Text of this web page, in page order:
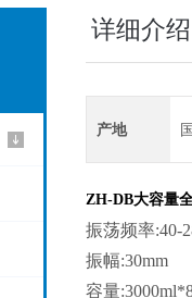
详细介绍
产地
ZH-DB大容量
振荡频率:40-
振幅:30mm
容量